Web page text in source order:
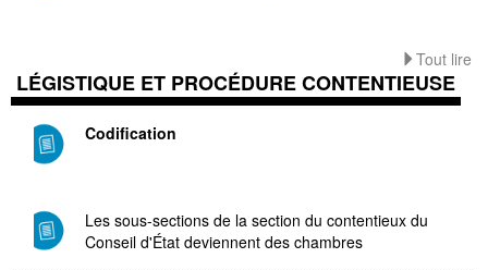
Tout lire
LÉGISTIQUE ET PROCÉDURE CONTENTIEUSE
Codification
Les sous-sections de la section du contentieux du
Conseil d'État deviennent des chambres